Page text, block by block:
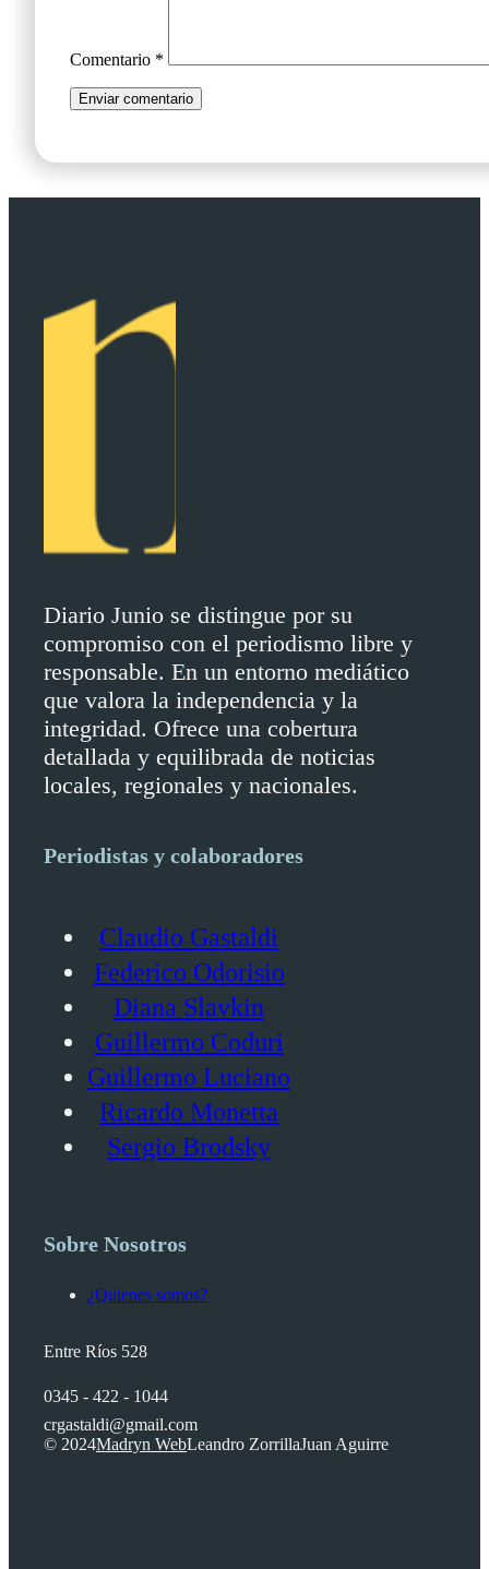
Comentario *
Diario Junio se distingue por su
compromiso con el periodismo libre y
responsable. En un entorno mediático
que valora la independencia y la
integridad. Ofrece una cobertura
detallada y equilibrada de noticias
locales, regionales y nacionales.
Periodistas y colaboradores
Claudio Gastaldi
Federico Odorisio
Diana Slavkin
Guillermo Coduri
Guillermo Luciano
Ricardo Monetta
Sergio Brodsky
Sobre Nosotros
¿Quienes somos?
Entre Ríos 528
0345 - 422 - 1044
crgastaldi@gmail.com
© 2024Madryn WebLeandro ZorrillaJuan Aguirre